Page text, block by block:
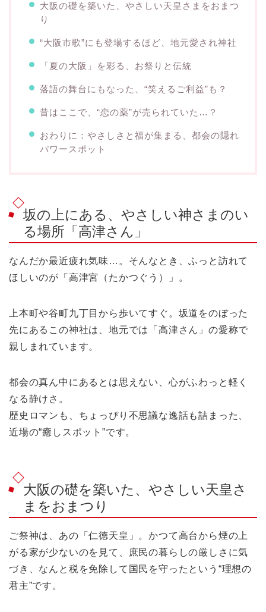
大阪の礎を築いた、やさしい天皇さまをおまつ
り
“大阪市歌”にも登場するほど、地元愛され神社
「夏の大阪」を彩る、お祭りと伝統
落語の舞台にもなった、“笑えるご利益”も？
昔はここで、“恋の薬”が売られていた…？
おわりに：やさしさと福が集まる、都会の隠れ
パワースポット
坂の上にある、やさしい神さまのい
る場所「高津さん」
なんだか最近疲れ気味…。そんなとき、ふっと訪れて
ほしいのが「高津宮（たかつぐう）」。
上本町や谷町九丁目から歩いてすぐ。坂道をのぼった
先にあるこの神社は、地元では「高津さん」の愛称で
親しまれています。
都会の真ん中にあるとは思えない、心がふわっと軽く
なる静けさ。
歴史ロマンも、ちょっぴり不思議な逸話も詰まった、
近場の“癒しスポット”です。
大阪の礎を築いた、やさしい天皇さ
まをおまつり
ご祭神は、あの「仁徳天皇」。かつて高台から煙の上
がる家が少ないのを見て、庶民の暮らしの厳しさに気
づき、なんと税を免除して国民を守ったという“理想の
君主”です。